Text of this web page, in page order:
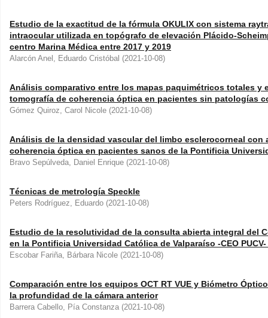
Estudio de la exactitud de la fórmula OKULIX con sistema
intraocular utilizada en topógrafo de elevación Plácido-
centro Marina Médica entre 2017 y 2019
Alarcón Anel, Eduardo Cristóbal (2021-10-08)
Análisis comparativo entre los mapas paquimétricos totales y
tomografía de coherencia óptica en pacientes sin patologías
Gómez Quiroz, Carol Nicole (2021-10-08)
Análisis de la densidad vascular del limbo esclerocorneal con
coherencia óptica en pacientes sanos de la Pontificia
Bravo Sepúlveda, Daniel Enrique (2021-10-08)
Técnicas de metrología Speckle
Peters Rodríguez, Eduardo (2021-10-08)
Estudio de la resolutividad de la consulta abierta integral del
en la Pontificia Universidad Católica de Valparaíso -CEO
Escobar Fariña, Bárbara Nicole (2021-10-08)
Comparación entre los equipos OCT RT VUE y Biómetro
la profundidad de la cámara anterior
Barrera Cabello, Pía Constanza (2021-10-08)